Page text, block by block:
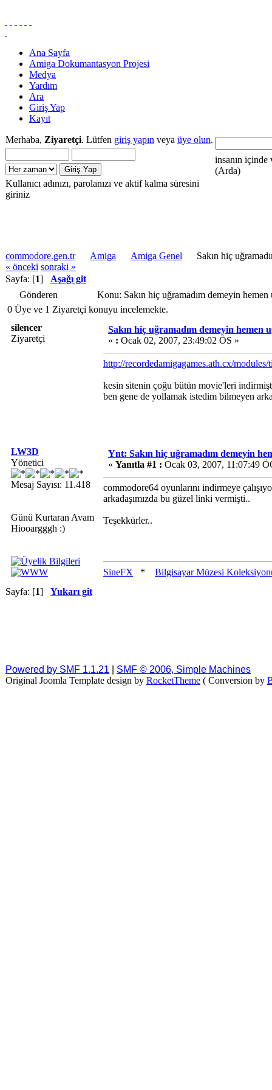
Ana Sayfa
Amiga Dokumantasyon Projesi
Medya
Yardım
Ara
Giriş Yap
Kayıt
Merhaba, Ziyaretçi. Lütfen giriş yapın veya üye olun.
Kullanıcı adınızı, parolanızı ve aktif kalma süresini
giriniz
insanın içinde
(Arda)
commodore.gen.tr Amiga Amiga Genel
Sakın hiç
« önceki sonraki »
Sayfa: [1] Aşağı git
Gönderen
Konu: Sakın hiç uğramadım demeyin
0 Üye ve 1 Ziyaretçi konuyu incelemekte.
silencer
Ziyaretçi
Sakın hiç uğramadım demeyin hemen
« : Ocak 02, 2007, 23:49:02 ÖS »
http://recordedamigagames.ath.cx/
kesin sitenin çoğu bütün movie'leri
ben gene de yollamak istedim bilmeyen
LW3D
Yönetici
Mesaj Sayısı: 11.418
Günü Kurtaran Avam
Hiooargggh :)
Ynt: Sakın hiç uğramadım demeyin
« Yanıtla #1 : Ocak 03, 2007, 11:07:49
commodore64 oyunlarını indirmeye
arkadaşımızda bu güzel linki vermişti..
Teşekkürler..
SineFX * Bilgisayar Müzesi
Sayfa: [1] Yukarı git
Powered by SMF 1.1.21
SMF © 2006, Simple Machines
Original Joomla Template design by RocketTheme ( Conversion by